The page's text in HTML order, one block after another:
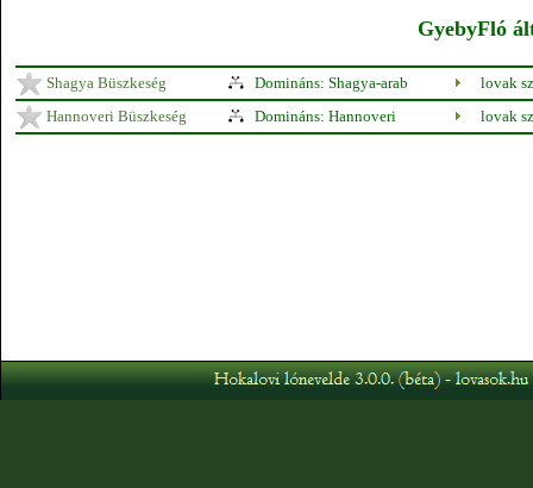
GyebyFló
Shagya Büszkeség Domináns: Shagya-arab
lovak
Hannoveri Büszkeség
Domináns: Hannoveri lovak